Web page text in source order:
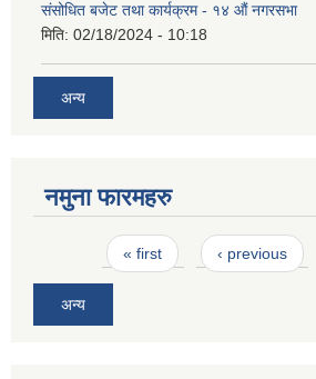
संसोधित बजेट तथा कार्यक्रम - १४ औं नगरसभा
मिति: 02/18/2024 - 10:18
अन्य
नमुना फारमहरु
Pages« first ‹ previous
अन्य